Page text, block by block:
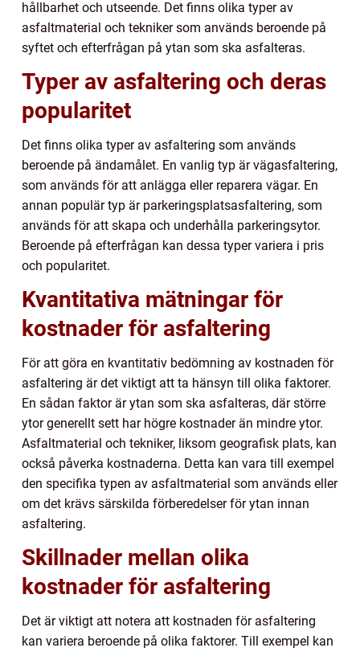
hållbarhet och utseende. Det finns olika typer av
asfaltmaterial och tekniker som används beroende på
syftet och efterfrågan på ytan som ska asfalteras.
Typer av asfaltering och deras
popularitet
Det finns olika typer av asfaltering som används
beroende på ändamålet. En vanlig typ är vägasfaltering,
som används för att anlägga eller reparera vägar. En
annan populär typ är parkeringsplatsasfaltering, som
används för att skapa och underhålla parkeringsytor.
Beroende på efterfrågan kan dessa typer variera i pris
och popularitet.
Kvantitativa mätningar för
kostnader för asfaltering
För att göra en kvantitativ bedömning av kostnaden för
asfaltering är det viktigt att ta hänsyn till olika faktorer.
En sådan faktor är ytan som ska asfalteras, där större
ytor generellt sett har högre kostnader än mindre ytor.
Asfaltmaterial och tekniker, liksom geografisk plats, kan
också påverka kostnaderna. Detta kan vara till exempel
den specifika typen av asfaltmaterial som används eller
om det krävs särskilda förberedelser för ytan innan
asfaltering.
Skillnader mellan olika
kostnader för asfaltering
Det är viktigt att notera att kostnaden för asfaltering
kan variera beroende på olika faktorer. Till exempel kan